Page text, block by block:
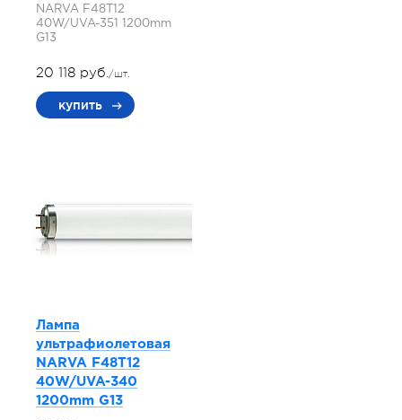
NARVA F48T12
40W/UVA-351 1200mm
G13
20 118 руб./шт.
купить
Лампа
ультрафиолетовая
NARVA F48T12
40W/UVA-340
1200mm G13